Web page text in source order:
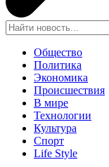
Общество
Политика
Экономика
Происшествия
В мире
Технологии
Культура
Спорт
Life Style